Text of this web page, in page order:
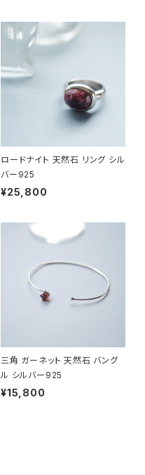
ロードナイト 天然石 リング シル
バー925
¥25,800
三角 ガーネット 天然石 バング
ル シルバー925
¥15,800